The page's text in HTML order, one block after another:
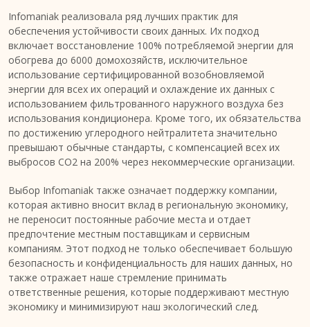
Infomaniak реализовала ряд лучших практик для
обеспечения устойчивости своих данных. Их подход
включает восстановление 100% потребляемой энергии для
обогрева до 6000 домохозяйств, исключительное
использование сертифицированной возобновляемой
энергии для всех их операций и охлаждение их данных с
использованием фильтрованного наружного воздуха без
использования кондиционера. Кроме того, их обязательства
по достижению углеродного нейтралитета значительно
превышают обычные стандарты, с компенсацией всех их
выбросов CO2 на 200% через некоммерческие организации.
Выбор Infomaniak также означает поддержку компании,
которая активно вносит вклад в региональную экономику,
не переносит постоянные рабочие места и отдает
предпочтение местным поставщикам и сервисным
компаниям. Этот подход не только обеспечивает большую
безопасность и конфиденциальность для наших данных, но
также отражает наше стремление принимать
ответственные решения, которые поддерживают местную
экономику и минимизируют наш экологический след.